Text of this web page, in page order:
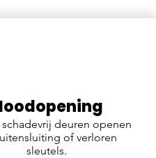
schadevrij deuren openen
of verloren
sleutels.